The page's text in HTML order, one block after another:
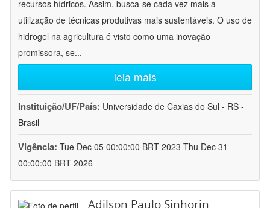
recursos hídricos. Assim, busca-se cada vez mais a
utilização de técnicas produtivas mais sustentáveis. O uso de
hidrogel na agricultura é visto como uma inovação
promissora, se...
leia mais
Instituição/UF/País: Universidade de Caxias do Sul - RS -
Brasil
Vigência: Tue Dec 05 00:00:00 BRT 2023-Thu Dec 31
00:00:00 BRT 2026
Adilson Paulo Sinhorin